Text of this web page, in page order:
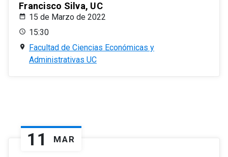
Francisco Silva, UC
15 de Marzo de 2022
15:30
Facultad de Ciencias Económicas y
Administrativas UC
11 MAR